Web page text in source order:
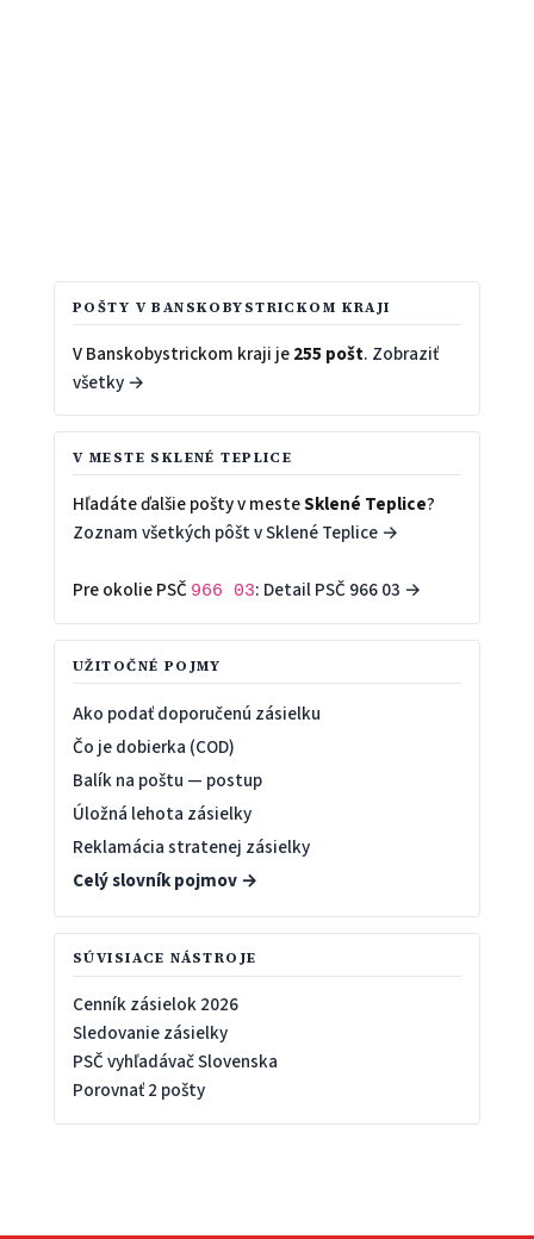
POŠTY V BANSKOBYSTRICKOM KRAJI
V Banskobystrickom kraji je255 pošt. Zobraziť
všetky →
V MESTE SKLENÉ TEPLICE
Hľadáte ďalšie pošty v mesteSklené Teplice?
Zoznam všetkých pôšt v Sklené Teplice →
Pre okolie PSČ 966 03: Detail PSČ 966 03 →
UŽITOČNÉ POJMY
Ako podať doporučenú zásielku
Čo je dobierka (COD)
Balík na poštu — postup
Úložná lehota zásielky
Reklamácia stratenej zásielky
Celý slovník pojmov →
SÚVISIACE NÁSTROJE
Cenník zásielok 2026
Sledovanie zásielky
PSČ vyhľadávač Slovenska
Porovnať 2 pošty